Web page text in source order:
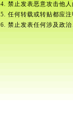
4. 禁止发表恶意攻击他
5. 任何转载或转贴都应
6. 禁止发表任何涉及政